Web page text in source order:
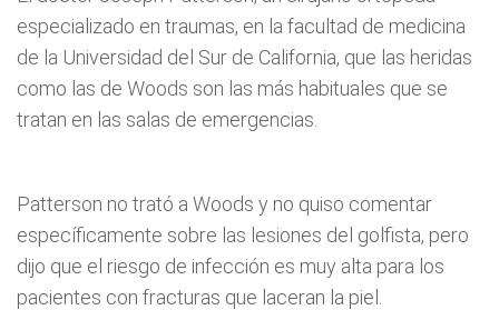
especializado en traumas, en la facultad de medicina
de la Universidad del Sur de California, que las heridas
como las de Woods son las más habituales que se
tratan en las salas de emergencias.
Patterson no trató a Woods y no quiso comentar
específicamente sobre las lesiones del golfista, pero
dijo que el riesgo de infección es muy alta para los
pacientes con fracturas que laceran la piel.